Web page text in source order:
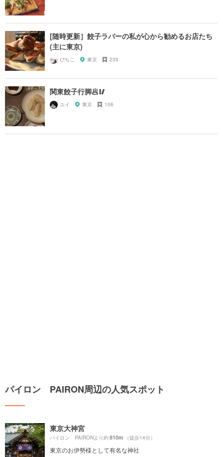
[随時更新］餃子ラバーの私が心から勧めるお店たち
(主に東京)
ぴちこ 東京 235
関東餃子行脚🥟🥢
ユイ 東京 106
パイロン PAIRON周辺の人気スポット
東京大神宮
パイロン PAIRONより約810m （徒歩14分）
東京のお伊勢様として有名な神社